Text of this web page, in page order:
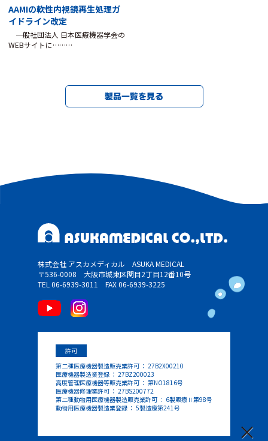
AAMIの軟性内視鏡再生処理ガ
イドライン改定
一般社団法人 日本医療機器学会の
WEBサイトに………
製品一覧を見る
株式会社 アスカメディカル ASUKA MEDICAL
〒536-0008 大阪市城東区関目2丁目12番10号
TEL 06-6939-3011
FAX 06-6939-3225
許可
第二種医療機器製造販売業許可 ： 27B2X00210
医療機器製造業登録 ： 27BZ200023
高度管理医療機器等販売業許可 ： 第NO1816号
医療機器修理業許可 ： 27BS200772
第二種動物用医療機器製造販売業許可 ： 6製販療Ⅱ第98号
動物用医療機器製造業登録 ： 5製造療第241号